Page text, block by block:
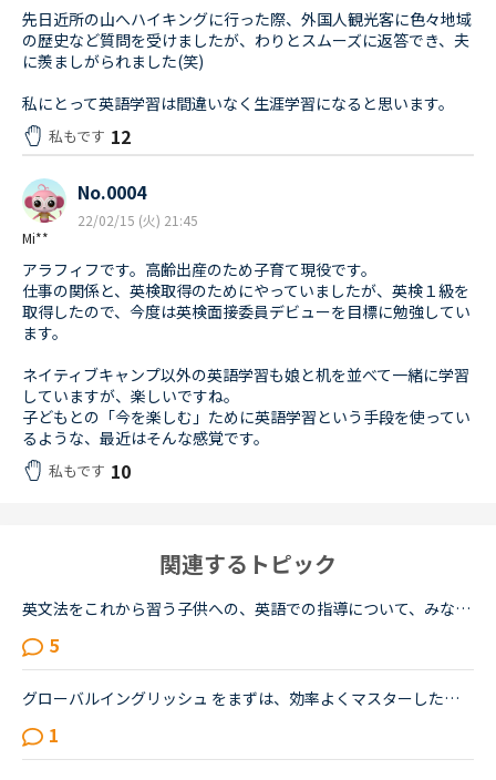
先日近所の山へハイキングに行った際、外国人観光客に色々地域
の歴史など質問を受けましたが、わりとスムーズに返答でき、夫
に羨ましがられました(笑)
私にとって英語学習は間違いなく生涯学習になると思います。
私もです 12
Mi**
No.0004
22/02/15 (火) 21:45
アラフィフです。高齢出産のため子育て現役です。
仕事の関係と、英検取得のためにやっていましたが、英検１級を
取得したので、今度は英検面接委員デビューを目標に勉強してい
ます。
ネイティブキャンプ以外の英語学習も娘と机を並べて一緒に学習
していますが、楽しいですね。
子どもとの「今を楽しむ」ために英語学習という手段を使ってい
るような、最近はそんな感覚です。
私もです 10
関連するトピック
英文法をこれから習う子供への、英語での指導について、みなさん、どう思われますか？私は、説明そのものを英語で行うのは、少なくとも中学校の文法の範囲が一通り終わらないと、なかなか厳しいのではないかと思...
5
グローバルイングリッシュ をまずは、効率よくマスターしたいです。現実的には、ドラマ中で使われるようなネイティブで話す人よりも、グローバルイングリッシュ（英語を母国語としない人が喋る英語）が私の会社で...
1